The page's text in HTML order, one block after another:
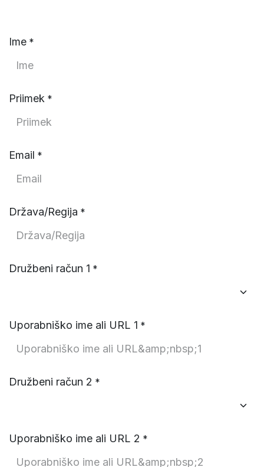
Ime *
Priimek *
Email *
Država/Regija *
Družbeni račun 1 *
Uporabniško ime ali URL 1 *
Družbeni račun 2 *
Uporabniško ime ali URL 2 *